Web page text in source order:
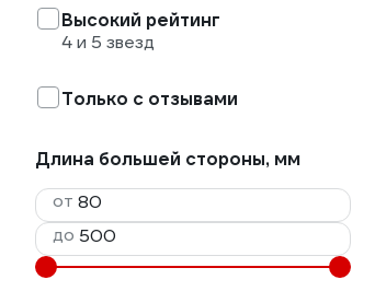
Высокий рейтинг
4 и 5 звезд
Только с отзывами
Длина большей стороны, мм
от
до